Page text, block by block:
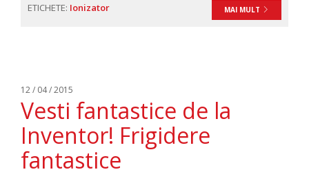
MAI MULT
ETICHETE: Ionizator
12 / 04 / 2015
Vesti fantastice de la
Inventor! Frigidere
fantastice